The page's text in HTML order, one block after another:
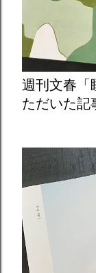
週刊文春「
ただいた記